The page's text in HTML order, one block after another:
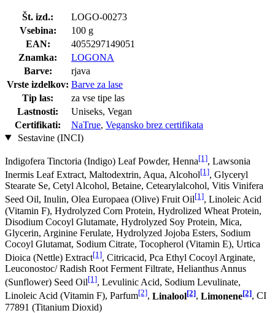
Št. izd.:
LOGO-00273
Vsebina:
100 g
EAN:
4055297149051
Znamka:
LOGONA
Barve:
rjava
Vrste izdelkov: Barve za lase
Tip las:
za vse tipe las
Lastnosti:
Uniseks, Vegan
Certifikati:
NaTrue, Vegansko brez certifikata
Sestavine (INCI)
Indigofera Tinctoria (Indigo) Leaf Powder, Henna[1], Lawsonia
Inermis Leaf Extract, Maltodextrin, Aqua, Alcohol[1], Glyceryl
Stearate Se, Cetyl Alcohol, Betaine, Cetearylalcohol, Vitis Vinifera
Seed Oil, Inulin, Olea Europaea (Olive) Fruit Oil[1], Linoleic Acid
(Vitamin F), Hydrolyzed Corn Protein, Hydrolized Wheat Protein,
Disodium Cocoyl Glutamate, Hydrolyzed Soy Protein, Mica,
Glycerin, Arginine Ferulate, Hydrolyzed Jojoba Esters, Sodium
Cocoyl Glutamat, Sodium Citrate, Tocopherol (Vitamin E), Urtica
Dioica (Nettle) Extract[1], Citricacid, Pca Ethyl Cocoyl Arginate,
Leuconostoc/ Radish Root Ferment Filtrate, Helianthus Annus
(Sunflower) Seed Oil[1], Levulinic Acid, Sodium Levulinate,
Linoleic Acid (Vitamin F), Parfum[2], Linalool[2], Limonene[2], CI
77891 (Titanium Dioxid)